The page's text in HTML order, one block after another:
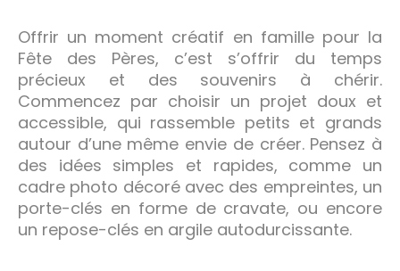
Offrir un moment créatif en famille pour la
Fête des Pères, c’est s’offrir du temps
précieux et des souvenirs à chérir.
Commencez par choisir un projet doux et
accessible, qui rassemble petits et grands
autour d’une même envie de créer. Pensez à
des idées simples et rapides, comme un
cadre photo décoré avec des empreintes, un
porte-clés en forme de cravate, ou encore
un repose-clés en argile autodurcissante.